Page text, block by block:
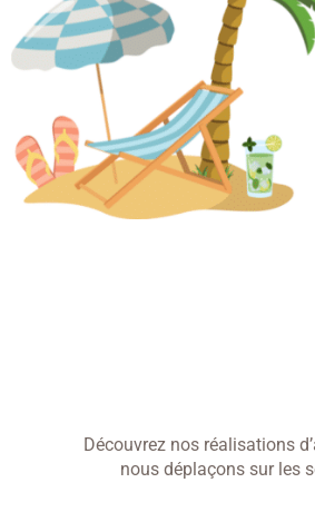
Découvrez nos réalisations
nous déplaçons sur les